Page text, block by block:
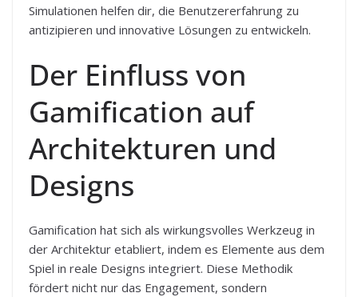
Simulationen helfen dir, die Benutzererfahrung zu
antizipieren und innovative Lösungen zu entwickeln.
Der Einfluss von
Gamification auf
Architekturen und
Designs
Gamification hat sich als wirkungsvolles Werkzeug in
der Architektur etabliert, indem es Elemente aus dem
Spiel in reale Designs integriert. Diese Methodik
fördert nicht nur das Engagement, sondern